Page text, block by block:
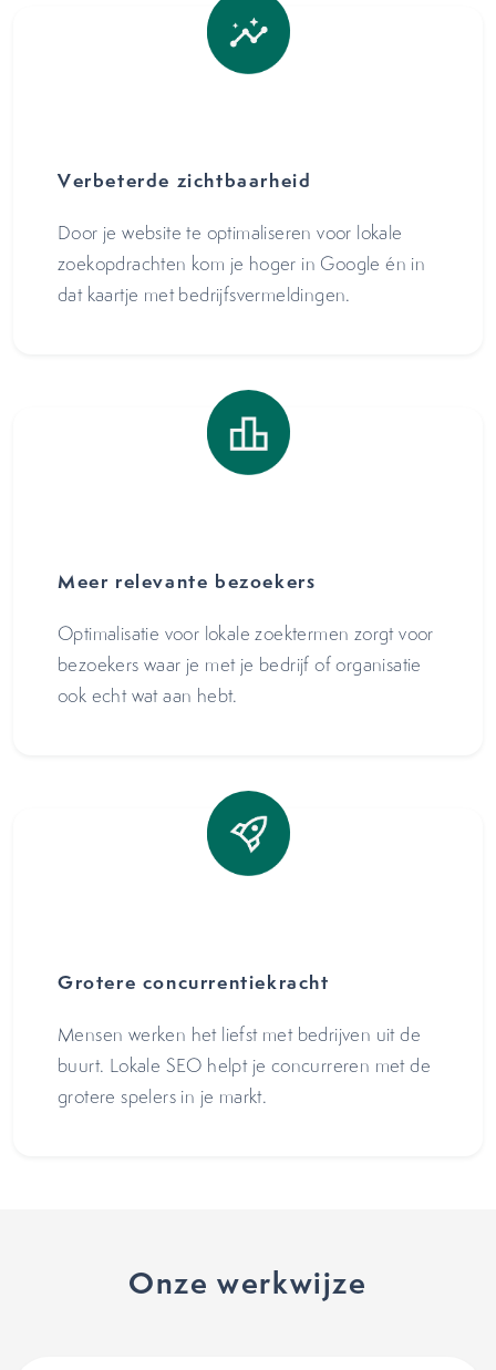
Verbeterde zichtbaarheid
Door je website te optimaliseren voor lokale
zoekopdrachten kom je hoger in Google én in
dat kaartje met bedrijfsvermeldingen.
Meer relevante bezoekers
Optimalisatie voor lokale zoektermen zorgt voor
bezoekers waar je met je bedrijf of organisatie
ook echt wat aan hebt.
Grotere concurrentiekracht
Mensen werken het liefst met bedrijven uit de
buurt. Lokale SEO helpt je concurreren met de
grotere spelers in je markt.
Onze werkwijze